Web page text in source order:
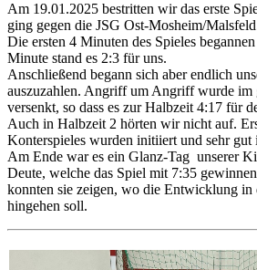
Am 19.01.2025 bestritten wir das erste
ging gegen die JSG Ost-Mosheim/
Die ersten 4 Minuten des Spieles
Minute stand es 2:3 für uns.
Anschließend begann sich aber endlich
auszuzahlen. Angriff um Angriff wurde im
versenkt, so dass es zur Halbzeit 4:17 für
Auch in Halbzeit 2 hörten wir nicht auf.
Konterspieles wurden initiiert und sehr gut
Am Ende war es ein Glanz-Tag unserer
Deute, welche das Spiel mit 7:35
konnten sie zeigen, wo die Entwicklung in
hingehen soll.